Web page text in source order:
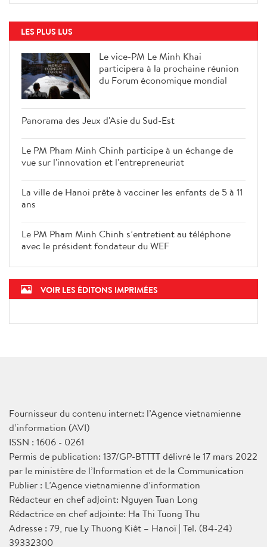
LES PLUS LUS
Le vice-PM Le Minh Khai
participera à la prochaine réunion
du Forum économique mondial
Panorama des Jeux d'Asie du Sud-
Le PM Pham Minh Chinh participe
à un échange de vue sur
La ville de Hanoi prête à vacciner
les enfants de 5 à 11 ans
Le PM Pham Minh Chinh
président fondateur du WEF
Fournisseur du contenu internet: l’Agence vietnamienne
d’information (AVI)
ISSN : 1606 - 0261
Permis de publication: 137/GP-BTTTT délivré le 17 mars 2022